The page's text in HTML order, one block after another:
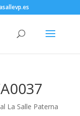
La Salle Paterna